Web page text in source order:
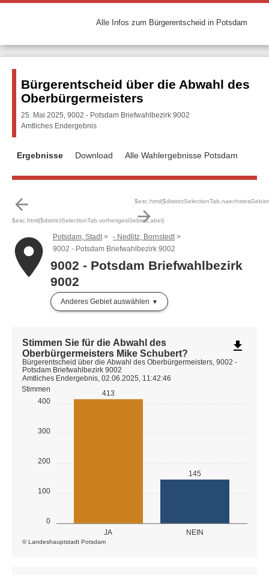
Alle Infos zum Bürgerentscheid in Potsdam
Bürgerentscheid über die Abwahl des
Oberbürgermeisters
25. Mai 2025, 9002 - Potsdam Briefwahlbezirk 9002
Amtliches Endergebnis
Ergebnisse Download Alle Wahlergebnisse Potsdam
arrow_back
$esc.html($districtSelectionTab.vorherigesGebietLabel)
arrow_forward
placePotsdam, Stadt
- Nedlitz, Bornstedt
9002 - Potsdam Briefwahlbezirk 9002
9002 - Potsdam Briefwahlbezirk
9002
Anderes Gebiet auswählen
0
100
200
300
400
Stimmen
JA NEIN
413
145
© Landeshauptstadt Potsdam
Stimmen Sie für die Abwahl des
Oberbürgermeisters Mike Schubert?
Bürgerentscheid über die Abwahl des Oberbürgermeisters, 9002 -
Potsdam Briefwahlbezirk 9002
Amtliches Endergebnis, 02.06.2025, 11:42:46
file_download